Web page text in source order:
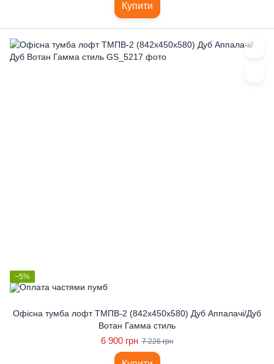
Купити
−5%
Офісна тумба лофт ТМПВ-2 (842x450x580) Дуб Аппалачі/Дуб
Вотан Гамма стиль
6 900 грн 7 226 грн